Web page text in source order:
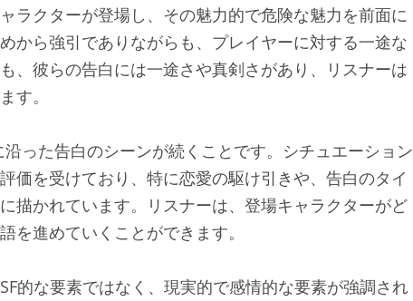
ラクターが登場し、その魅力的で危険な魅力を前面に
から強引でありながらも、プレイヤーに対する一途な
、彼らの告白には一途さや真剣さがあり、リスナーは
す。
った告白のシーンが続くことです。シチュエーション
価を受けており、特に恋愛の駆け引きや、告白のタイ
描かれています。リスナーは、登場キャラクターがど
を進めていくことができます。
的な要素ではなく、現実的で感情的な要素が強調され